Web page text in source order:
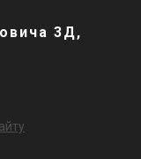
3Д,